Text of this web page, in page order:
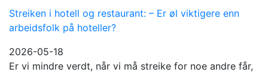
Streiken i hotell og restaurant: – Er øl viktigere enn
arbeidsfolk på hoteller?
2026-05-18
Er vi mindre verdt, når vi må streike for noe andre får,